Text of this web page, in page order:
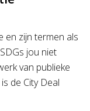
en zijn termen als
jou niet
van publieke
de City Deal